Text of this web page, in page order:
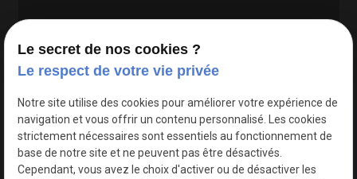
Google Maps Search API est désactivé.
Le secret de nos cookies ?
Le respect de votre vie privée
Notre site utilise des cookies pour améliorer votre expérience de
navigation et vous offrir un contenu personnalisé. Les cookies
strictement nécessaires sont essentiels au fonctionnement de
base de notre site et ne peuvent pas être désactivés.
Cependant, vous avez le choix d'activer ou de désactiver les